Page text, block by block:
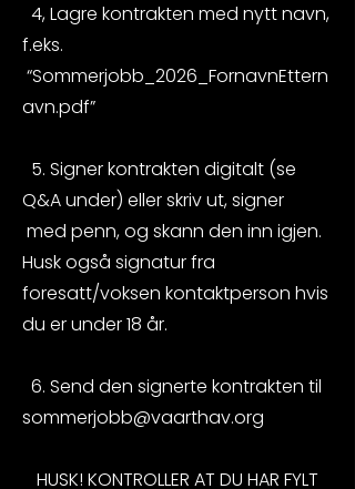
4, Lagre kontrakten med nytt navn,
f.eks.
“Sommerjobb_2026_FornavnEttern
avn.pdf”
5. Signer kontrakten digitalt (se
Q&A under) eller skriv ut, signer
med penn, og skann den inn igjen.
Husk også signatur fra
foresatt/voksen kontaktperson hvis
du er under 18 år.
6. Send den signerte kontrakten til
sommerjobb@vaarthav.org
HUSK! KONTROLLER AT DU HAR FYLT